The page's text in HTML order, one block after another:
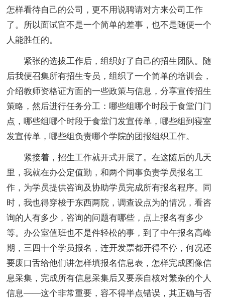
怎样看待自己的公司，更不用说聘请对方来公司工作
了。所以面试官不是一个简单的差事，也不是随便一个
人能胜任的。
紧张的选拔工作后，组织好了自己的招生团队。随
后我便召集所有招生专员，组织了一个简单的培训会，
介绍教师资格证方面的一些政策与信息，分享宣传招生
策略，然后进行任务分工：哪些组哪个时段于食堂门门
点，哪些组哪个时段于食堂门发宣传单，哪些组到寝室
发宣传单，哪些组负责哪个学院的团报组织工作。
紧接着，招生工作就开式开展了。在这随后的几天
里，我就在办公定值勤，和两个同事负责学员报名工
作，为学员提供咨询及协助学员完成所有报名程序。同
时，我也得穿梭于东西两院，调查设点为的情况，看咨
询的人有多少，咨询的问题有哪些，点上报名有多少
等。办公室值班也不是件轻松的事，到了中午报名高峰
期，三四十个学员报名，连开发票都开得不停，何况还
要废口舌给他们讲怎样填报名信息表，怎样完成图像信
息采集，完成所有信息采集后又要亲自核对繁杂的个人
信息——这个非常重要，容不得半点错误，其正确与否